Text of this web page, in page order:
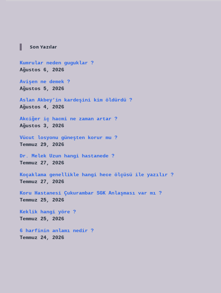
Son Yazılar
Kumrular neden guguklar ?
Ağustos 6, 2026
Avişen ne demek ?
Ağustos 5, 2026
Aslan Akbey’in kardeşini kim öldürdü ?
Ağustos 4, 2026
Akciğer iç hacmi ne zaman artar ?
Ağustos 3, 2026
Vücut losyonu güneşten korur mu ?
Temmuz 29, 2026
Dr. Melek Uzun hangi hastanede ?
Temmuz 27, 2026
Koçaklama genellikle hangi hece ölçüsü ile yazılır ?
Temmuz 27, 2026
Koru Hastanesi Çukurambar SGK Anlaşması var mı ?
Temmuz 25, 2026
Keklik hangi yöre ?
Temmuz 25, 2026
6 harfinin anlamı nedir ?
Temmuz 24, 2026